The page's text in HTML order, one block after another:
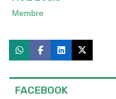
Membre
FACEBOOK